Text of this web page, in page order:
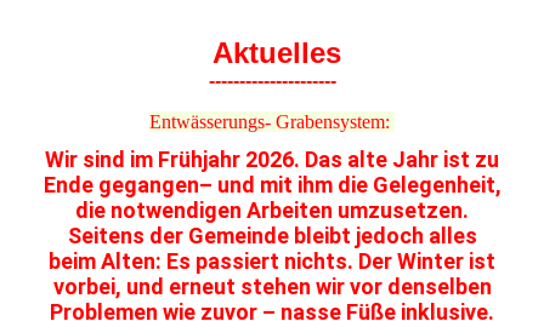
Aktuelles
---------------------
Entwässerungs- Grabensystem:
Wir sind im Frühjahr 2026. Das alte Jahr ist zu
Ende gegangen– und mit ihm die Gelegenheit,
die notwendigen Arbeiten umzusetzen.
Seitens der Gemeinde bleibt jedoch alles
beim Alten: Es passiert nichts. Der Winter ist
vorbei, und erneut stehen wir vor denselben
Problemen wie zuvor – nasse Füße inklusive.